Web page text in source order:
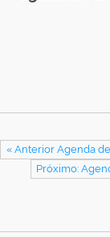
« Anterior Agenda
Próximo: